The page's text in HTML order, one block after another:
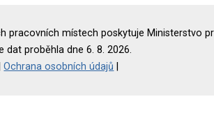
pracovních místech poskytuje Ministerstvo
dat proběhla dne 6. 8. 2026.
|Ochrana osobních údajů